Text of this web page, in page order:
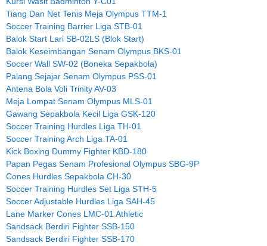
Tiang Dan Net Tenis Meja Olympus TTM-1
Soccer Training Barrier Liga STB-01
Balok Start Lari SB-02LS (Blok Start)
Balok Keseimbangan Senam Olympus BKS-01
Soccer Wall SW-02 (Boneka Sepakbola)
Palang Sejajar Senam Olympus PSS-01
Antena Bola Voli Trinity AV-03
Meja Lompat Senam Olympus MLS-01
Gawang Sepakbola Kecil Liga GSK-120
Soccer Training Hurdles Liga TH-01
Soccer Training Arch Liga TA-01
Kick Boxing Dummy Fighter KBD-180
Papan Pegas Senam Profesional Olympus SBG-9P
Cones Hurdles Sepakbola CH-30
Soccer Training Hurdles Set Liga STH-5
Soccer Adjustable Hurdles Liga SAH-45
Lane Marker Cones LMC-01 Athletic
Sandsack Berdiri Fighter SSB-150
Sandsack Berdiri Fighter SSB-170